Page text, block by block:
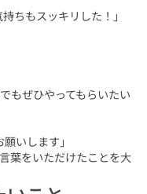
ちもスッキリした！」
もぜひやってもらいたい
いします」
葉をいただけたことを大